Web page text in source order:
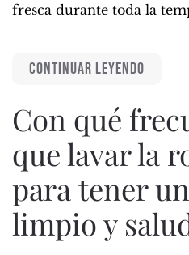
fresca durante toda la
CONTINUAR LEYENDO
Con qué
que lavar la
para tener
limpio y